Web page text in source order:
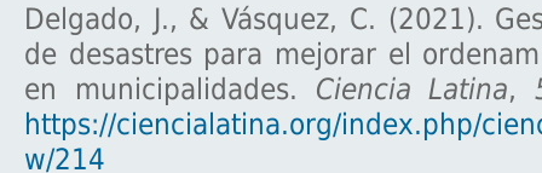
Delgado, J., & Vásquez, C. (2021).
de desastres para mejorar el
en municipalidades. Ciencia Latina,
https://ciencialatina.org/index.php/
w/214